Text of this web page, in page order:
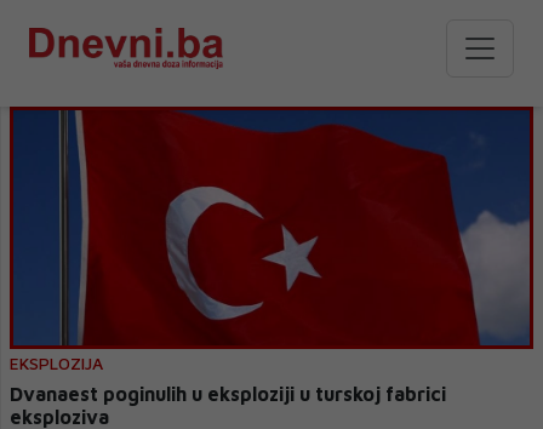
EKSPLOZIJA
Dvanaest poginulih u eksploziji u turskoj fabrici
eksploziva